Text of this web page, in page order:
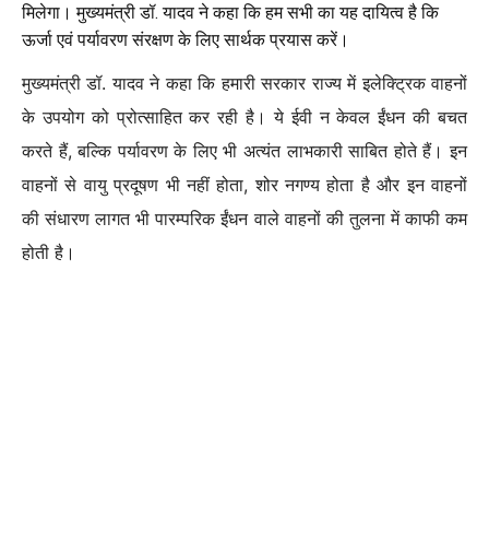
मिलेगा। मुख्यमंत्री डॉ. यादव ने कहा कि हम सभी का यह दायित्व है कि
ऊर्जा एवं पर्यावरण संरक्षण के लिए सार्थक प्रयास करें।
मुख्यमंत्री डॉ. यादव ने कहा कि हमारी सरकार राज्य में इलेक्ट्रिक वाहनों
के उपयोग को प्रोत्साहित कर रही है। ये ईवी न केवल ईंधन की बचत
करते हैं, बल्कि पर्यावरण के लिए भी अत्यंत लाभकारी साबित होते हैं। इन
वाहनों से वायु प्रदूषण भी नहीं होता, शोर नगण्य होता है और इन वाहनों
की संधारण लागत भी पारम्परिक ईंधन वाले वाहनों की तुलना में काफी कम
होती है।